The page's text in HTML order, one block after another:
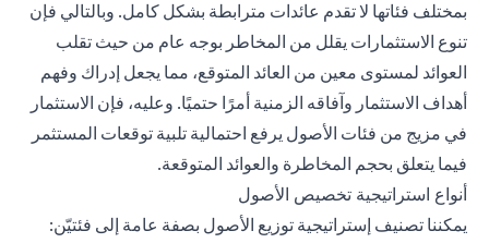
بمختلف فئاتها لا تقدم عائدات مترابطة بشكل كامل. وبالتالي فإن
تنوع الاستثمارات يقلل من المخاطر بوجه عام من حيث تقلب
العوائد لمستوى معين من العائد المتوقع، مما يجعل إدراك وفهم
أهداف الاستثمار وآفاقه الزمنية أمرًا حتميًا. وعليه، فإن الاستثمار
في مزيج من فئات الأصول يرفع احتمالية تلبية توقعات المستثمر
فيما يتعلق بحجم المخاطرة والعوائد المتوقعة.
أنواع استراتيجية تخصيص الأصول
يمكننا تصنيف إستراتيجية توزيع الأصول بصفة عامة إلى فئتيّن: